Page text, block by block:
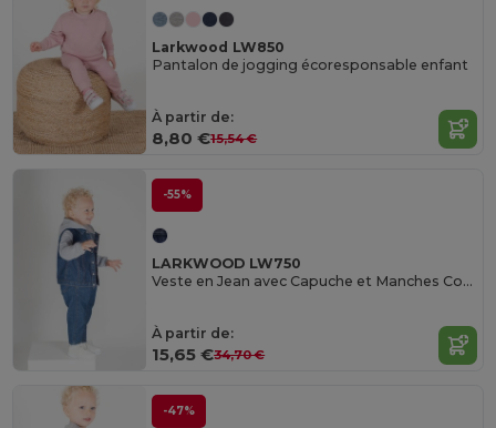
Larkwood LW850
Pantalon de jogging écoresponsable enfant
À partir de:
8,80 €15,54 €
-55%
LARKWOOD LW750
Veste en Jean avec Capuche et Manches Contrastées
À partir de:
15,65 €34,70 €
-47%